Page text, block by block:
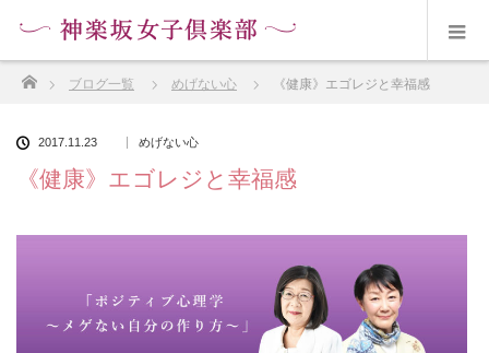
ブログ一覧 めげない心 《健康》エゴレジと幸福感
2017.11.23 めげない心
《健康》エゴレジと幸福感